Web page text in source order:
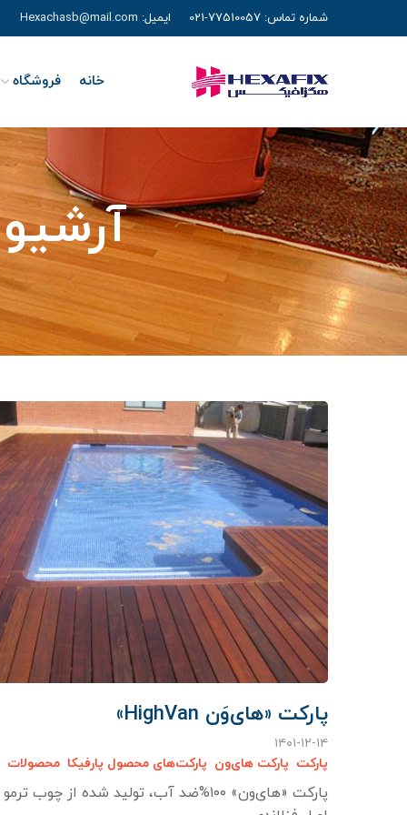
شماره تماس: ایمیل: Hexachasb@mail.com
خانه فروشگاه
پارکت «های‌وَن HighVan»
۱۴۰۱-۱۲-۱۴
پارکت پارکت های‌ون پارکت‌های محصول پارفیکا محصولات
پارکت «های‌ون» ۱۰۰%ضد آب، تولید شده از چوب